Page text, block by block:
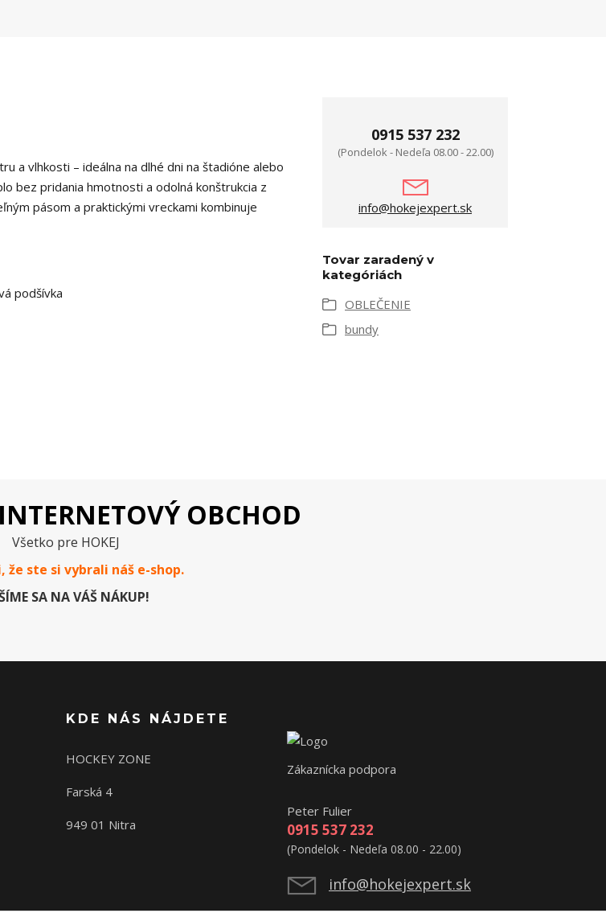
a vlhkosti – ideálna na dlhé dni na štadióne alebo
bez pridania hmotnosti a odolná konštrukcia z
pásom a praktickými vreckami kombinuje
podšívka
0915 537 232
(Pondelok - Nedeľa 08.00 - 22.00)
info@hokejexpert.sk
Tovar zaradený v
kategóriách
OBLEČENIE
bundy
OBCHOD
Všetko pre HOKEJ
že ste si vybrali náš e-shop.
SA NA VÁŠ NÁKUP!
KDE NÁS NÁJDETE
HOCKEY ZONE
Farská 4
949 01 Nitra
Zákaznícka podpora
Peter Fulier
0915 537 232
(Pondelok - Nedeľa 08.00 - 22.00)
info@hokejexpert.sk